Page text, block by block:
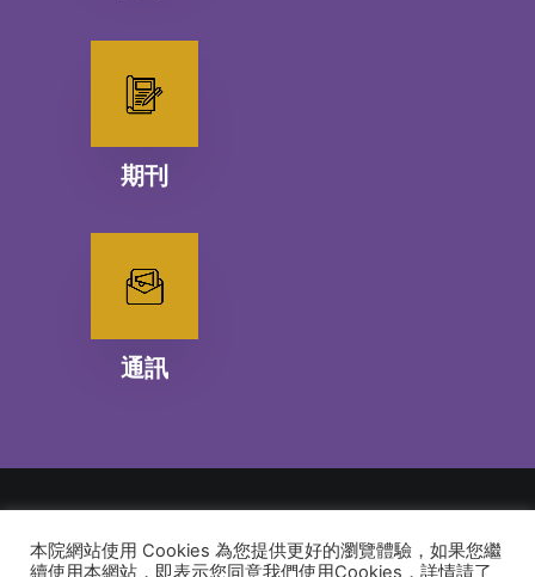
期刊
通訊
© 2026 建道神學院Alliance Bible Seminary. All rights reserved
本院網站使用 Cookies 為您提供更好的瀏覽體驗，如果您繼
續使用本網站，即表示您同意我們使用Cookies，詳情請了